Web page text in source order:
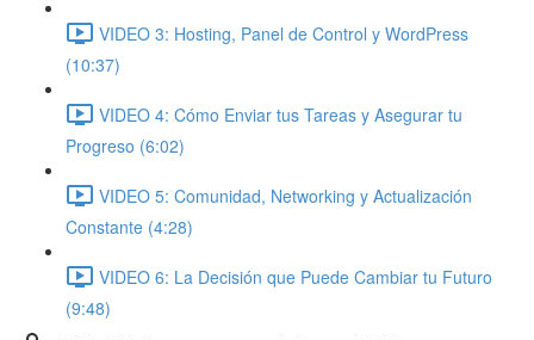
VIDEO 3: Hosting, Panel de Control y WordPress
(10:37)
VIDEO 4: Cómo Enviar tus Tareas y Asegurar tu
Progreso (6:02)
VIDEO 5: Comunidad, Networking y Actualización
Constante (4:28)
VIDEO 6: La Decisión que Puede Cambiar tu Futuro
(9:48)